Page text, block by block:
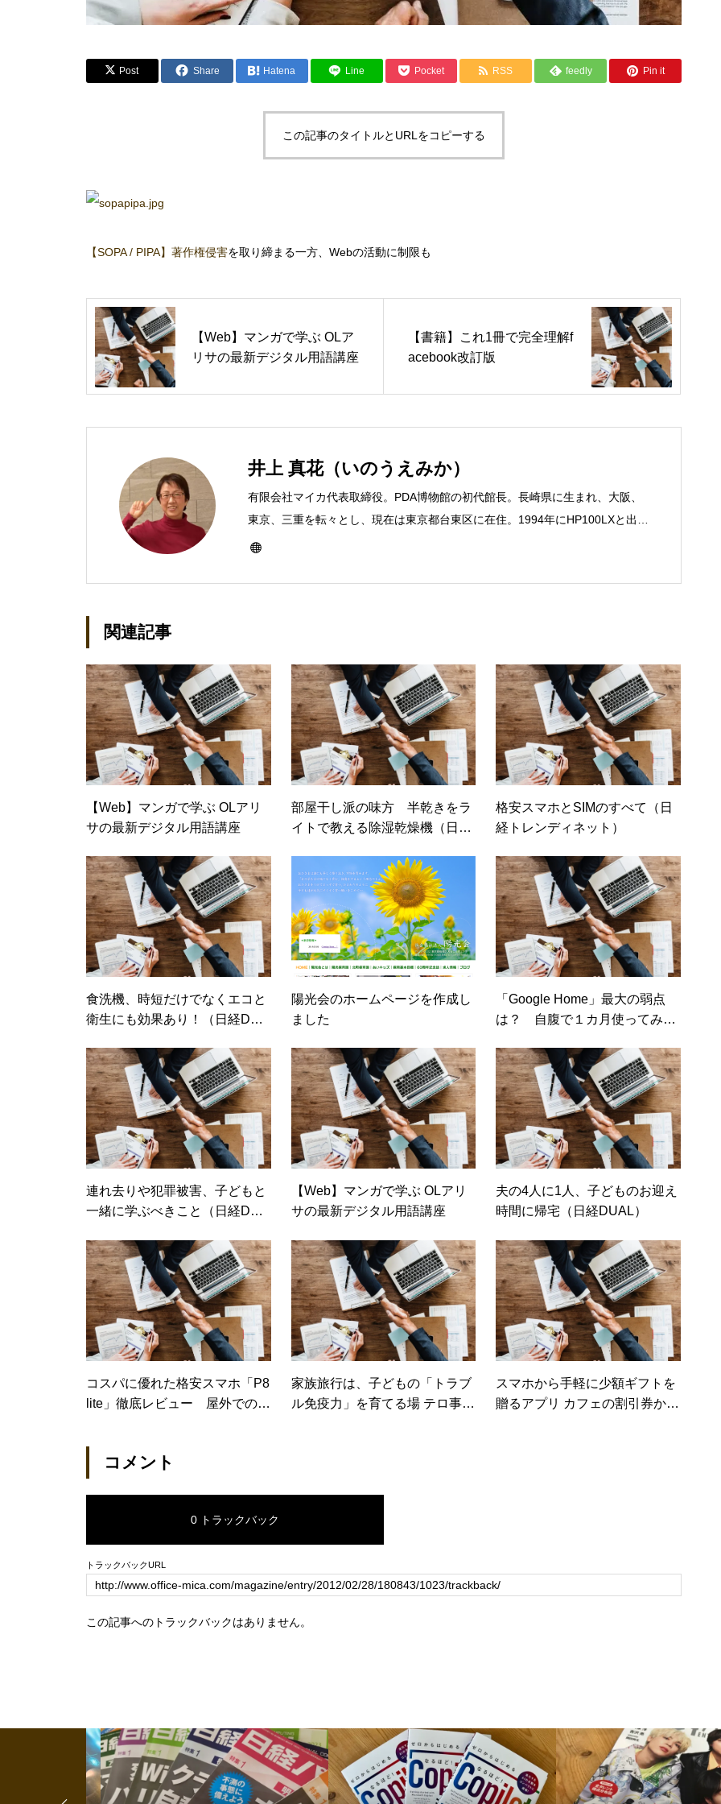
Post Share Hatena Line Pocket RSS feedly Pin it
この記事のタイトルとURLをコピーする
【SOPA / PIPA】 著作権侵害を取り締まる一方、Webの活動に制限も
【Web】マンガで学ぶ OLア
リサの最新デジタル用語講座
【書籍】これ1冊で完全理解f
acebook改訂版
井上 真花（いのうえみか）
有限会社マイカ代表取締役。PDA博物館の初代館長。長崎県に生まれ、大阪、
東京、三重を転々とし、現在は東京都台東区に在住。1994年にHP100LXと出会
ったのをきかっけに、フリーライターとして雑誌、書籍などで執筆するように
イカ」を設立。主な業務は、一般誌や専門誌、業界紙や新聞、Web媒体など
務める。趣味は考えること。
関連記事
【Web】マンガで学ぶ OLアリ
サの最新デジタル用語講座
部屋干し派の味方 半乾きをラ
イトで教える除湿乾燥機（日経
格安スマホとSIMのすべて（日
経トレンディネット）
食洗機、時短だけでなくエコと
衛生にも効果あり！（日経DUA
陽光会のホームページを作成し
ました
「Google Home」最大の弱点
は？ 自腹で１カ月使ってみた
トレンディネット】
連れ去りや犯罪被害、子どもと
一緒に学ぶべきこと（日経DUA
【Web】マンガで学ぶ OLアリ
サの最新デジタル用語講座
夫の4人に1人、子どものお迎え
時間に帰宅（日経DUAL）
コスパに優れた格安スマホ「P8
lite」徹底レビュー 屋外での見
り（日経トレンディネット）
家族旅行は、子どもの「トラブ
ル免疫力」を育てる場 テロ事件
スマホから手軽に少額ギフトを
贈るアプリ カフェの割引券から
コメント
0 トラックバック
トラックバックURL
この記事へのトラックバックはありません。